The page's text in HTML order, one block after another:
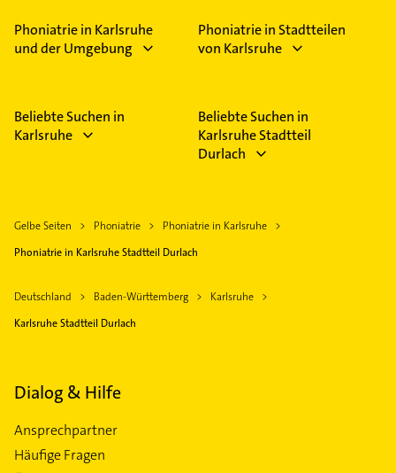
Phoniatrie in Karlsruhe
und der Umgebung
Phoniatrie in Stadtteilen
von Karlsruhe
Beliebte Suchen in
Karlsruhe
Beliebte Suchen in
Karlsruhe Stadtteil
Durlach
Gelbe Seiten Phoniatrie
Phoniatrie in Karlsruhe
Phoniatrie in Karlsruhe Stadtteil Durlach
Deutschland Baden-Württemberg
Karlsruhe
Karlsruhe Stadtteil Durlach
Dialog & Hilfe
Ansprechpartner
Häufige Fragen